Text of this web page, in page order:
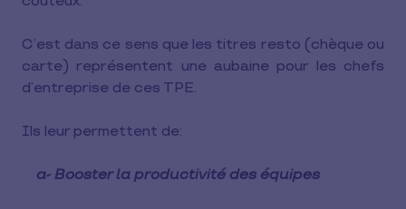
C’est dans ce sens que les titres resto (chèque ou
carte) représentent une aubaine pour les chefs
d’entreprise de ces TPE.
Ils leur permettent de:
a- Booster la productivité des équipes